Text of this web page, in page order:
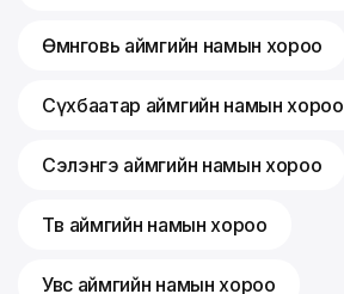
Өмнөговь аймгийн намын хороо
Сүхбаатар аймгийн намын хороо
Сэлэнгэ аймгийн намын хороо
Төв аймгийн намын хороо
Увс аймгийн намын хороо